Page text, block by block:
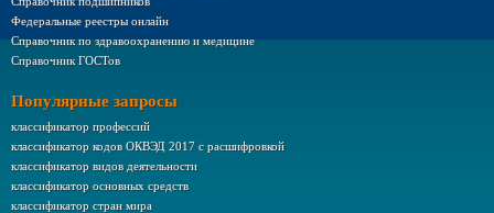
Федеральные реестры онлайн
Справочник по здравоохранению и медицине
Справочник ГОСТов
Популярные запросы
классификатор профессий
классификатор кодов ОКВЭД 2017 с расшифровкой
классификатор видов деятельности
классификатор основных средств
классификатор стран мира